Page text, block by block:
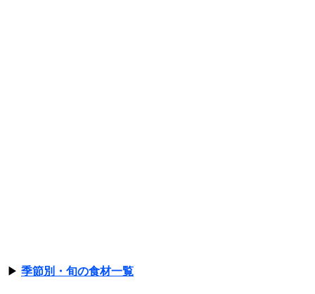
▶ 季節別・旬の食材一覧